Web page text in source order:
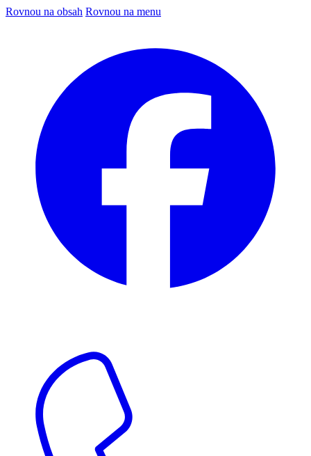
Rovnou na obsah Rovnou na menu